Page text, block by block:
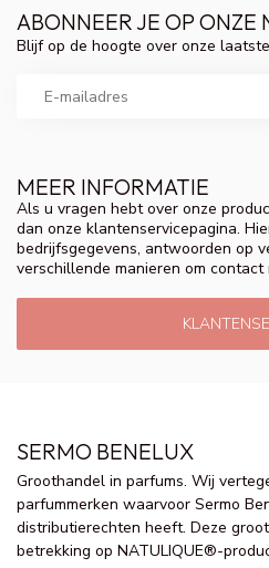
MEER INFORMATIE
Als u vragen hebt over onze
dan onze klantenservicepagina.
bedrijfsgegevens, antwoorden op
verschillende manieren om contact
ABONNEER JE OP ONZE
Blijf op de hoogte over onze
SERMO BENELUX
Groothandel in parfums. Wij
parfummerken waarvoor Sermo
distributierechten heeft. Deze
betrekking op NATULIQUE®-